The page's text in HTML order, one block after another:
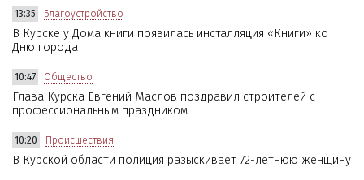
13:35 Благоустройство
В Курске у Дома книги появилась инсталляция «Книги» ко
Дню города
10:47 Общество
Глава Курска Евгений Маслов поздравил строителей с
профессиональным праздником
10:20 Происшествия
В Курской области полиция разыскивает 72-летнюю женщину